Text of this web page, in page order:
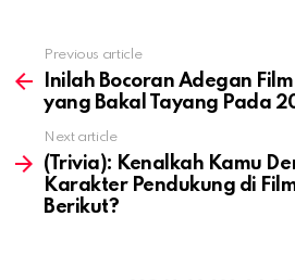
more
Previous article
Inilah Bocoran Adegan
yang Bakal Tayang Pada
Next article
(Trivia): Kenalkah Kamu
Karakter Pendukung di
Berikut?